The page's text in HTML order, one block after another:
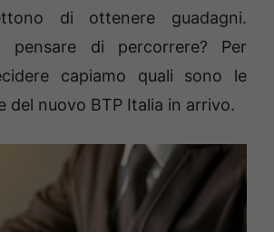
di ottenere guadagni.
pensare di percorrere? Per
capiamo quali sono le
del nuovo BTP Italia in arrivo.